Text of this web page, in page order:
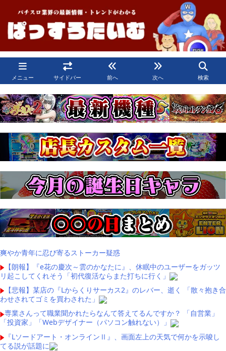
メニュー サイドバー 前へ 次へ 検索
爽やか青年に忍び寄るストーカー疑惑
【朗報】『e花の慶次～雲のかなたに』、休眠中のユーザーをガッツ
リ起こしてくれそう「初代復活ならまた打ちに行く」
【悲報】某店の『Lからくりサーカス2』のレバー、逝く 「散々抱き合
わせされてゴミを買わされた」
専業さんって職業聞かれたらなんて答えてるんですか？ 「自営業」
「投資家」「Webデザイナー（パソコン触れない）」
『Lソードアート・オンラインⅡ』、画面左上の天気で何かを示唆し
てる説が話題に